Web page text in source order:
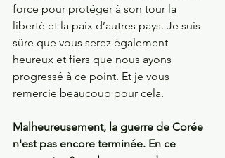
force pour protéger à son tour la
liberté et la paix d’autres pays. Je suis
sûre que vous serez également
heureux et fiers que nous ayons
progressé à ce point. Et je vous
remercie beaucoup pour cela.
Malheureusement, la guerre de Corée
n'est pas encore terminée. En ce